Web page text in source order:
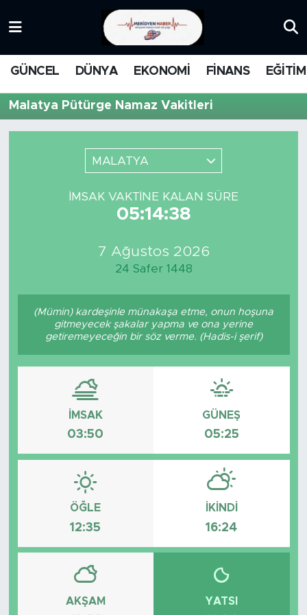
GÜNCEL DÜNYA EKONOMİ FİNANS EĞİTİM
Malatya Pütürge Namaz Vakitleri
MALATYA
İMSAK VAKTINE KALAN SÜRE
05:14:38
7 Ağustos 2026
24 Safer 1448
(Mümin) kardeşinle münakaşa etme, onun hoşuna
gitmeyecek şakalar yapma ve ona yerine
getiremeyeceğin bir söz verme. (Hadis-i şerif)
İMSAK
03:50
GÜNEŞ
05:25
ÖĞLE
12:35
İKINDI
16:24
AKŞAM YATSI
MANŞET
FİNANS
KARİKATÜR
BİLİM-TEKNOLOJİ
RÖPÖRTAJ
ANALİZ
NOSTALJİ
YAZARLAR
POLİTİKA
İstanbul Namaz Vakitleri
Trafik Durumu
Süper Lig Puan Durumu ve Fikstür
Son Dakika Haberleri
Haber Arşivi